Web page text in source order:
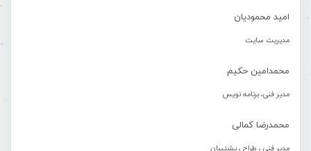
امید محمودیان
مدیریت سایت
محمدامین حکیم
مدیر فنی، برنامه نویس
محمدرضا کمالی
مدیر فنی ، طراح ، پشتیبان